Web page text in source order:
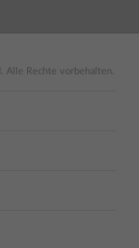
Alle Rechte vorbehalten.